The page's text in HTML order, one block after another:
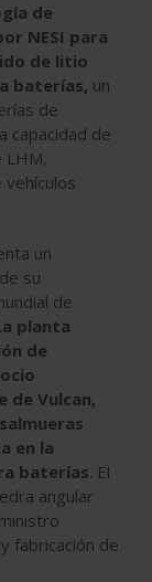
de
NESI para
de litio
baterías, un
de
capacidad de
LHM,
un
su
de
planta
de
de Vulcan,
en la
baterías. El
angular
fabricación de